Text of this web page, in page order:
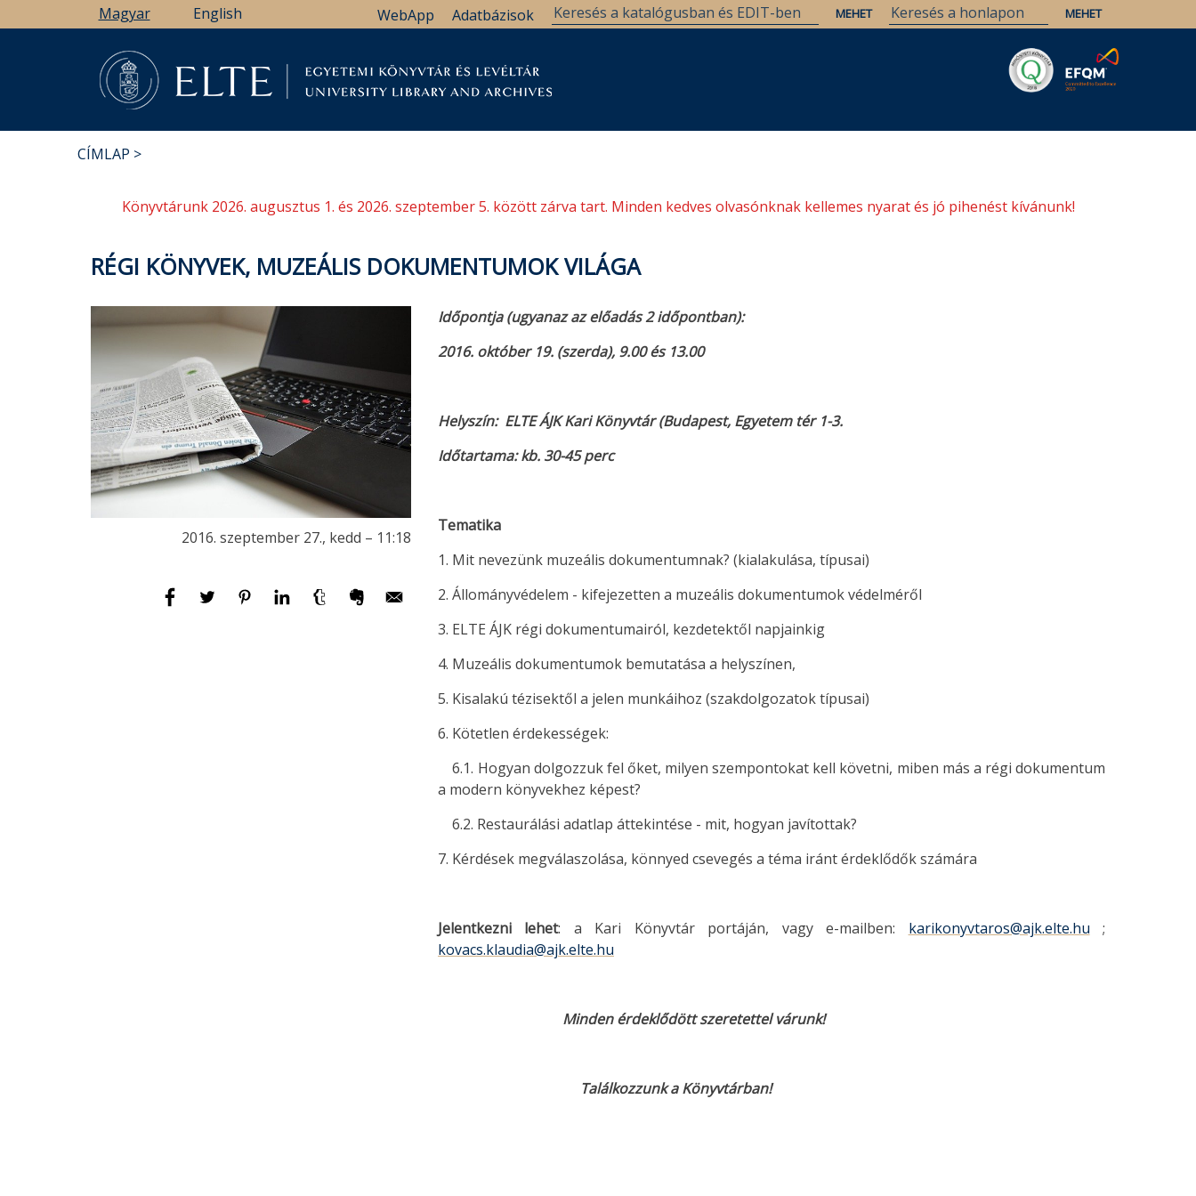
a
Magyar English Adatbázisok
WebApp
CÍMLAP
Könyvtárunk 2026. augusztus 1. és 2026. szeptember 5. között zárva tart. Minden kedves olvasónknak kellemes nyarat és jó pihenést kívánunk!
RÉGI KÖNYVEK, MUZEÁLIS DOKUMENTUMOK VILÁGA
2016. szeptember 27., kedd – 11:18
Időpontja(ugyanaz az előadás 2 időpontban):
2016. október 19. (szerda), 9.00 és 13.00
Helyszín: ELTE ÁJK Kari Könyvtár (Budapest, Egyetem tér 1-3.
Időtartama:kb. 30-45 perc
Tematika
1. Mit nevezünk muzeális dokumentumnak? (kialakulása, típusai)
2. Állományvédelem - kifejezetten a muzeális dokumentumok védelméről
3. ELTE ÁJK régi dokumentumairól, kezdetektől napjainkig
4. Muzeális dokumentumok bemutatása a helyszínen,
5. Kisalakú tézisektől a jelen munkáihoz (szakdolgozatok típusai)
6. Kötetlen érdekességek:
6.1. Hogyan dolgozzuk fel őket, milyen szempontokat kell követni, miben más a régi dokumentum
a modern könyvekhez képest?
6.2. Restaurálási adatlap áttekintése - mit, hogyan javítottak?
7. Kérdések megválaszolása, könnyed csevegés a téma iránt érdeklődők számára
Jelentkezni lehet: a Kari Könyvtár portáján, vagy e-mailben: karikonyvtaros@ajk.elte.hu ;
kovacs.klaudia@ajk.elte.hu
Minden érdeklődött szeretettel várunk!
Találkozzunk a Könyvtárban!